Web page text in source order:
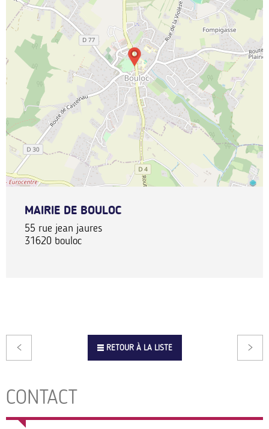
MAIRIE DE BOULOC
55 rue jean jaures
31620 bouloc
RETOUR À LA LISTE
CONTACT